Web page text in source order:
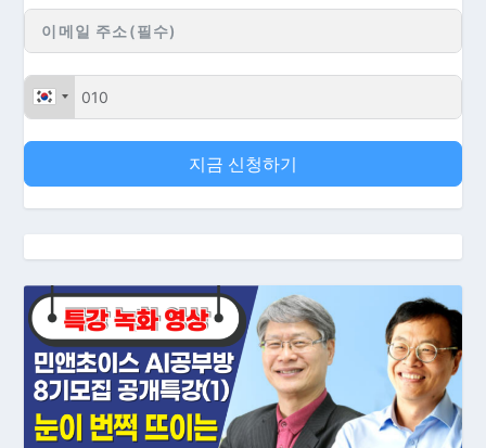
지금 신청하기